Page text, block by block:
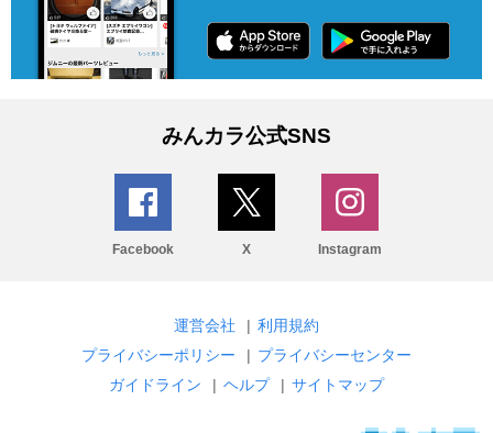
みんカラ公式SNS
Facebook X Instagram
運営会社 | 利用規約
プライバシーポリシー
| プライバシーセンター
ガイドライン
| ヘルプ | サイトマップ